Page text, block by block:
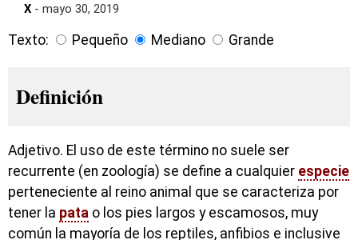
X - mayo 30, 2019
Texto: Pequeño Mediano Grande
Definición
Adjetivo. El uso de este término no suele ser
recurrente (en zoología) se define a cualquier especie
perteneciente al reino animal que se caracteriza por
tener la pata o los pies largos y escamosos, muy
común la mayoría de los reptiles, anfibios e inclusive